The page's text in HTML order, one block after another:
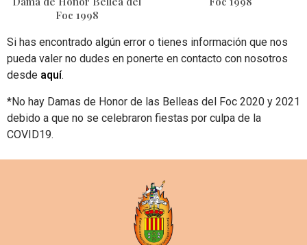
Foc 1998
Si has encontrado algún error o tienes información que nos
pueda valer no dudes en ponerte en contacto con nosotros
desde aquí.
*No hay Damas de Honor de las Belleas del Foc 2020 y 2021
debido a que no se celebraron fiestas por culpa de la
COVID19.